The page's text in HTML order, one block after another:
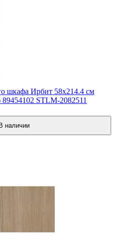
шкафа Ирбит 58x214.4 см
STLM-2082511
В наличии